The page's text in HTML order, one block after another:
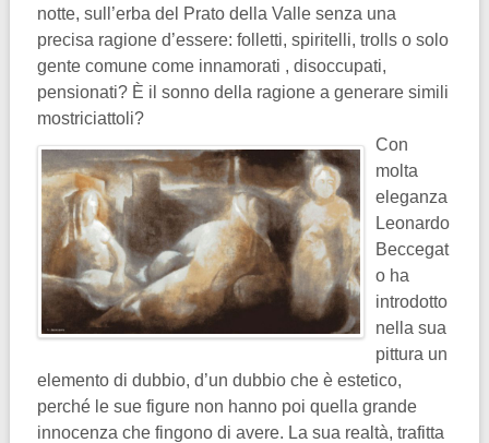
notte, sull’erba del Prato della Valle senza una
precisa ragione d’essere: folletti, spiritelli, trolls o solo
gente comune come innamorati , disoccupati,
pensionati? È il sonno della ragione a generare simili
mostriciattoli?
Con
molta
eleganza
Leonardo
Beccegat
o ha
introdotto
nella sua
pittura un
elemento di dubbio, d’un dubbio che è estetico,
perché le sue figure non hanno poi quella grande
innocenza che fingono di avere. La sua realtà, trafitta